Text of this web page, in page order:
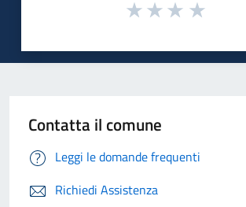
Contatta il comune
Leggi le domande frequenti
Richiedi Assistenza